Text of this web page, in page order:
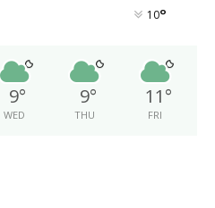
10°
9°
WED
9°
THU
11°
FRI